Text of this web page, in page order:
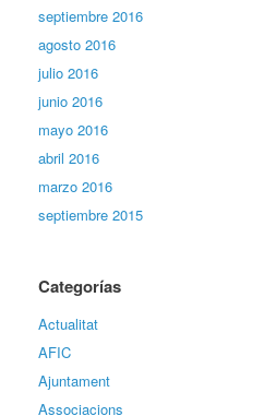
septiembre 2016
agosto 2016
julio 2016
junio 2016
mayo 2016
abril 2016
marzo 2016
septiembre 2015
Categorías
Actualitat
AFIC
Ajuntament
Associacions